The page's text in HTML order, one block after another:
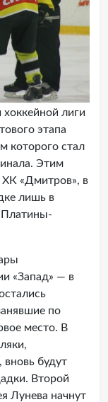
лиги
этапа
которого стал
Этим
ХК «Дмитров», в
лишь в
«Запад» — в
по
место. В
будут
Второй
Лунева начнут